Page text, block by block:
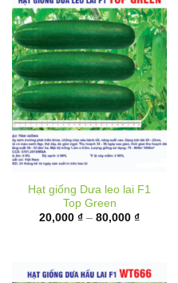
Hạt giống Dưa leo lai F1
Top Green
20,000 ₫ – 80,000 ₫Khoảng
80,000 ₫